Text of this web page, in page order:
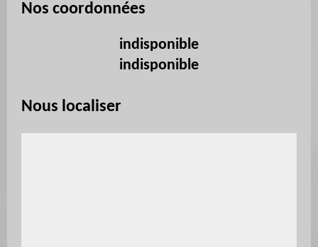
Nos coordonnées
indisponible
indisponible
Nous localiser